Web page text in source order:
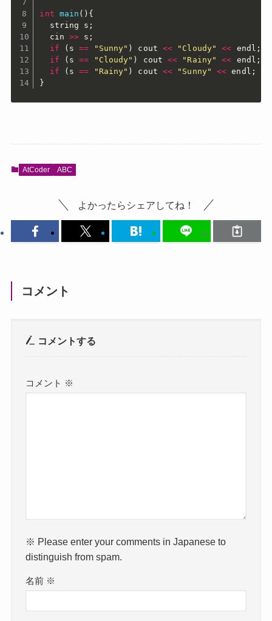
int main ( ) {
  string s
;
  cin
>> s ;
if
( s == "Sunny" ) cout << "Cloudy" << endl ;
if
( s == "Cloudy" ) cout << "Rainy" << endl ;
if
( s == "Rainy" ) cout << "Sunny" << endl ;
}
AtCoder ABC
よかったらシェアしてね！
コメント
コメントする
コメント ※
※ Please enter your comments in Japanese to
distinguish from spam.
名前 ※